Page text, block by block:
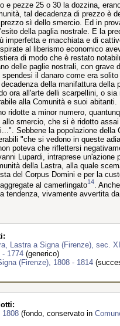
e pezze 25 o 30 la dozzina,
tal decadenza di prezzo è
sì dello smercio. Ed in
della paglia nostrale. E la
imperfetta e macchiata e di
al liberismo economico
di modo che è restato
delle paglie nostrali, con
il danaro come era
della manifattura
ora all'arte delli scarpellini, o
alla Comunità e suoi
ridotte a minor numero,
smercio, che si è ridotto
Sebbene la popolazione
"che si vedono in queste
poteva che riflettersi
Lupardi, intraprese
della Lastra, alla quale
del Corpus Domini e per la
al camerlingato14.
tendenza, vivamente avvertita
Lastra a Signa (Firenze), sec.
- 1774 (generico)
(Firenze), 1808 - 1814
1808 (fondo, conservato in